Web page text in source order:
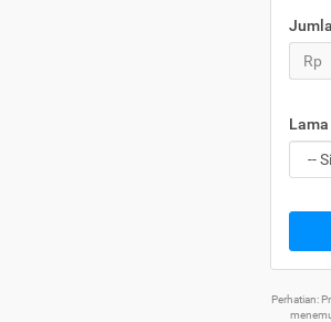
Rp
Perhatian: